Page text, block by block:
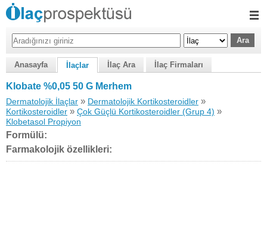
Anasayfa İlaçlar İlaç Ara İlaç Firmaları
Klobate %0,05 50 G Merhem
Dermatolojik İlaçlar » Dermatolojik Kortikosteroidler »
Kortikosteroidler » Çok Güçlü Kortikosteroidler (Grup 4) »
Klobetasol Propiyon
Formülü:
Farmakolojik özellikleri: